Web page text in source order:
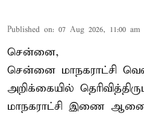
Published on: 07 Aug 2026, 11:00 am
சென்னை,
சென்னை மாநகராட்சி
அறிக்கையில்
மாநகராட்சி இணை